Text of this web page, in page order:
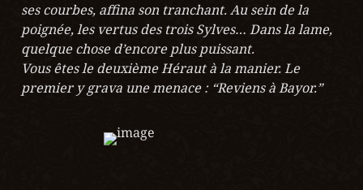
ses courbes, affina son tranchant. Au sein de la
poignée, les vertus des trois Sylves… Dans la lame,
quelque chose d’encore plus puissant.
Vous êtes le deuxième Héraut à la manier. Le
premier y grava une menace : “Reviens à Bayor.”